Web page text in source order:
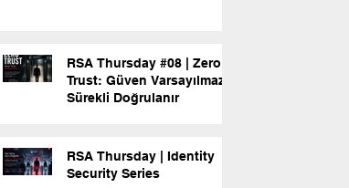
RSA Thursday #08 | Zero
Trust: Güven Varsayılmaz,
Sürekli Doğrulanır
RSA Thursday | Identity
Security Series